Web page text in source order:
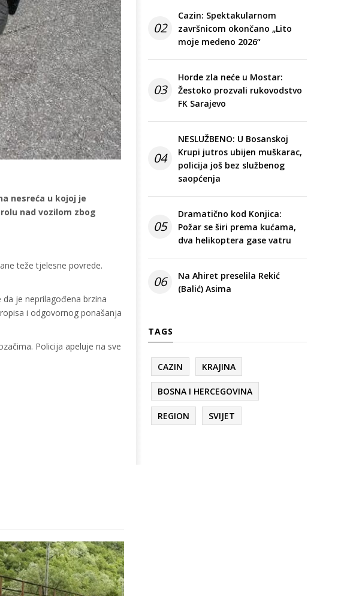
nesreća u kojoj je
nad vozilom zbog
teže tjelesne povrede.
je neprilagođena brzina
i odgovornog ponašanja
Policija apeluje na sve
02
Cazin: Spektakularnom
završnicom okončano „Lito
moje medeno 2026“
03
Horde zla neće u Mostar:
Žestoko prozvali rukovodstvo
FK Sarajevo
04
NESLUŽBENO: U Bosanskoj
Krupi jutros ubijen muškarac,
policija još bez službenog
saopćenja
05
Dramatično kod Konjica:
Požar se širi prema kućama,
dva helikoptera gase vatru
06
Na Ahiret preselila Rekić
(Balić) Asima
TAGS
CAZIN KRAJINA
BOSNA I HERCEGOVINA
REGION SVIJET